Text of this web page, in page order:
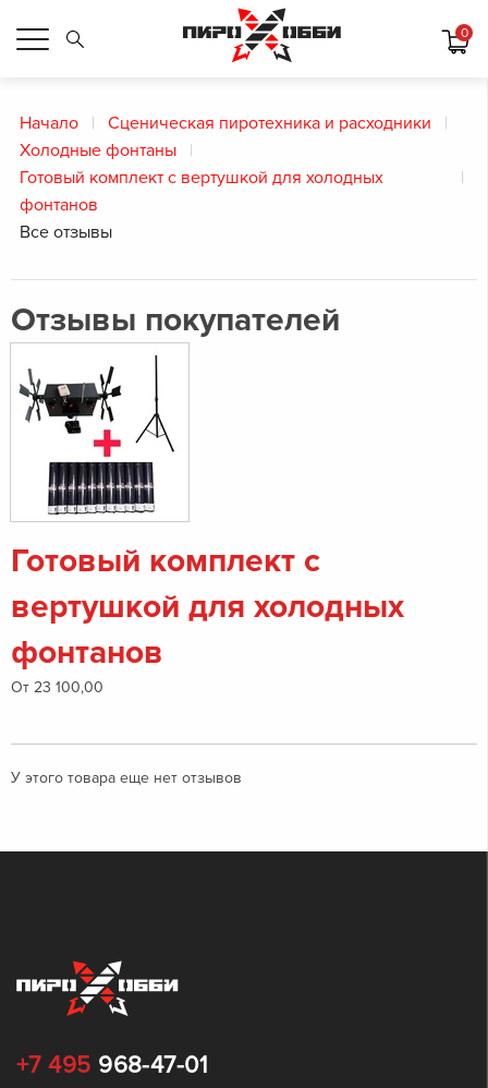
0
Начало
Сценическая пиротехника и расходники
Холодные фонтаны
Готовый комплект с вертушкой для холодных
фонтанов
Все отзывы
Отзывы покупателей
Готовый комплект с
вертушкой для холодных
фонтанов
От 23 100,00
У этого товара еще нет отзывов
+7 495 968-47-01